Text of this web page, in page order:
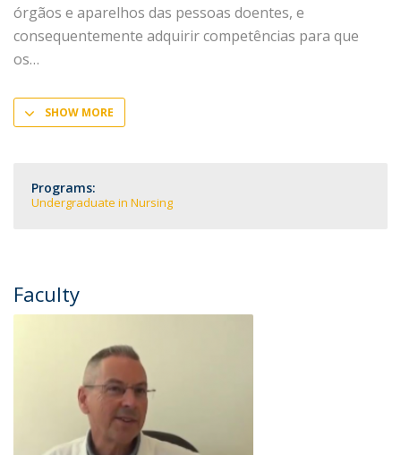
órgãos e aparelhos das pessoas doentes, e
consequentemente adquirir competências para que
os
SHOW MORE
Programs:
Undergraduate in Nursing
Faculty